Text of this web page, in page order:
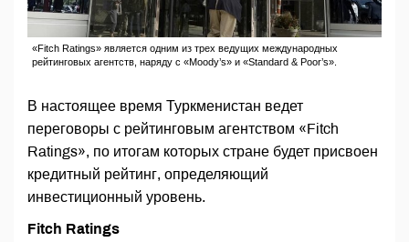
«Fitch Ratings» является одним из трех ведущих международных
рейтинговых агентств, наряду с «Moody’s» и «Standard & Poor’s».
В настоящее время Туркменистан ведет
переговоры с рейтинговым агентством «Fitch
Ratings», по итогам которых стране будет присвоен
кредитный рейтинг, определяющий
инвестиционный уровень.
Fitch Ratings